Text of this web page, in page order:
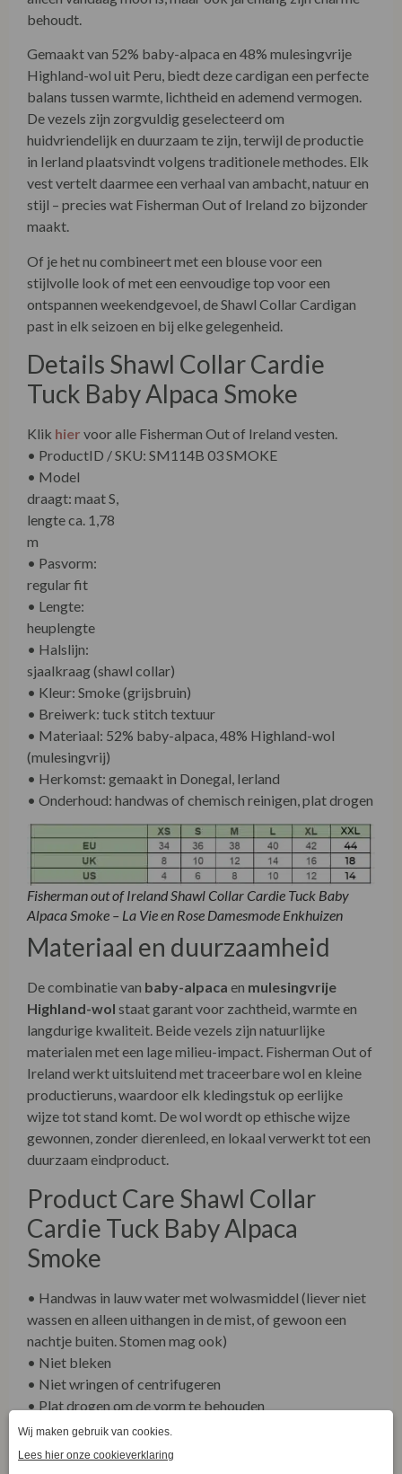
behoudt.
Gemaakt van 52% baby-alpaca en 48% mulesingvrije
Highland-wol uit Peru, biedt deze cardigan een perfecte
balans tussen warmte, lichtheid en ademend vermogen.
De vezels zijn zorgvuldig geselecteerd om
huidvriendelijk en duurzaam te zijn, terwijl de productie
in Ierland plaatsvindt volgens traditionele methodes. Elk
vest vertelt daarmee een verhaal van ambacht, natuur en
stijl – precies wat Fisherman Out of Ireland zo bijzonder
maakt.
Of je het nu combineert met een blouse voor een
stijlvolle look of met een eenvoudige top voor een
ontspannen weekendgevoel, de Shawl Collar Cardigan
past in elk seizoen en bij elke gelegenheid.
Details Shawl Collar Cardie
Tuck Baby Alpaca Smoke
Klik hier voor alle Fisherman Out of Ireland vesten.
• ProductID / SKU: SM114B 03 SMOKE
• Model draagt: maat S, lengte ca. 1,78 m
• Pasvorm: regular fit
• Lengte: heuplengte
• Halslijn: sjaalkraag (shawl collar)
• Kleur: Smoke (grijsbruin)
• Breiwerk: tuck stitch textuur
• Materiaal: 52% baby-alpaca, 48% Highland-wol
(mulesingvrij)
• Herkomst: gemaakt in Donegal, Ierland
• Onderhoud: handwas of chemisch reinigen, plat drogen
Fisherman out of Ireland Shawl Collar Cardie Tuck Baby
Alpaca Smoke – La Vie en Rose Damesmode Enkhuizen
Materiaal en duurzaamheid
De combinatie vanbaby-alpacaenmulesingvrije
Highland-wolstaat garant voor zachtheid, warmte en
langdurige kwaliteit. Beide vezels zijn natuurlijke
materialen met een lage milieu-impact. Fisherman Out of
Ireland werkt uitsluitend met traceerbare wol en kleine
wijze tot stand komt. De wol wordt op ethische wijze
gewonnen, zonder dierenleed, en lokaal verwerkt tot een
duurzaam eindproduct.
Product Care Shawl Collar
Cardie Tuck Baby Alpaca
Smoke
• Handwas in lauw water met wolwasmiddel (liever niet
wassen en alleen uithangen in de mist, of gewoon een
nachtje buiten. Stomen mag ook)
• Niet bleken
• Niet wringen of centrifugeren
• Indien nodig, chemisch reinigen
• Strijken op lage temperatuur met doek
Fisherman Out of Ireland
Fisherman Out of Ireland is een authentiek Iers breimerk
Hun ontwerpen worden volledig geproduceerd in het
schilderachtige Donegal, waar traditie en innovatie